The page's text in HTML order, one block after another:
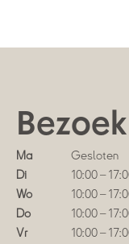
Ma
Gesloten
Di
10:00 –
Wo
10:00 –
Do
10:00 –
Vr
10:00 –